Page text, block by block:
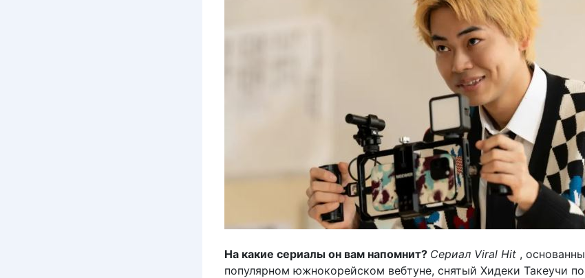
На какие сериалы он вам напомнит? Сериал Viral Hit ,
популярном южнокорейском вебтуне, снятый Хидеки Такеучи